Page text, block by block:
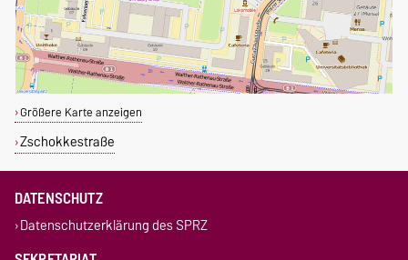
Größere Karte anzeigen
Zschokkestraße
DATENSCHUTZ
Datenschutzerklärung des SPRZ